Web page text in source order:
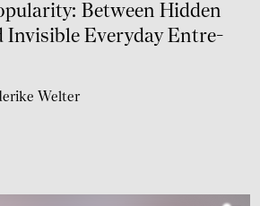
Between Hidden
Invi­si­ble Ever­y­day Entre­
Welter